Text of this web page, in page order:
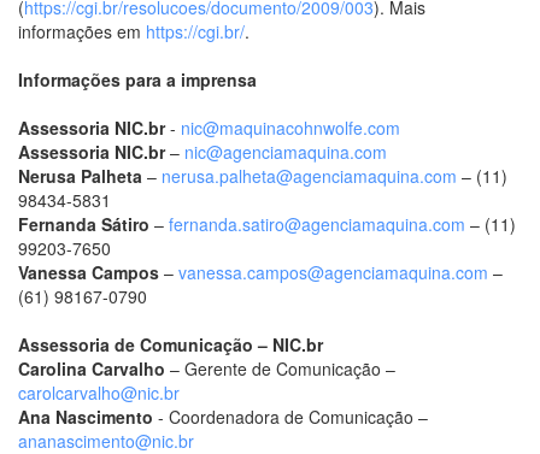
(https://cgi.br/resolucoes/documento/2009/003). Mais
informações em https://cgi.br/.
Informações para a imprensa
Assessoria NIC.br- nic@maquinacohnwolfe.com
Assessoria NIC.br– nic@agenciamaquina.com
Nerusa Palheta – nerusa.palheta@agenciamaquina.com – (11)
98434-5831
Fernanda Sátiro – fernanda.satiro@agenciamaquina.com – (11)
99203-7650
Vanessa Campos – vanessa.campos@agenciamaquina.com –
(61) 98167-0790
Assessoria de Comunicação – NIC.br
Carolina Carvalho – Gerente de Comunicação –
carolcarvalho@nic.br
Ana Nascimento - Coordenadora de Comunicação –
ananascimento@nic.br